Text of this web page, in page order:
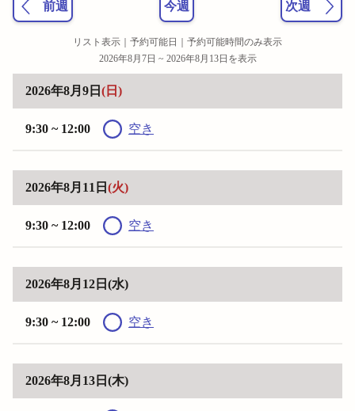
前週 今週 次週
リスト表示｜ 予約可能日
予約可能時間のみ表示
2026年8月7日 ~ 2026年8月13日を表示
2026年8月9日 (日)
9:30 ~ 12:00 空き
2026年8月11日 (火)
9:30 ~ 12:00 空き
2026年8月12日 (水)
9:30 ~ 12:00 空き
2026年8月13日 (木)